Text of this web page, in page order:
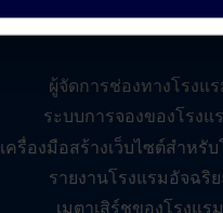
ภาพรวมแพลตฟอร์ม
ผู้จัดการช่องทางโรงแ
ระบบการจองของโรงแ
เครื่องมือสร้างเว็บไซต์สำหรั
รายงานโรงแรมอัจฉริย